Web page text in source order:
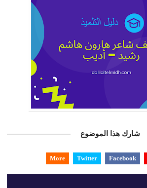
شارك هذا الموضوع
Facebook
Twitter
More